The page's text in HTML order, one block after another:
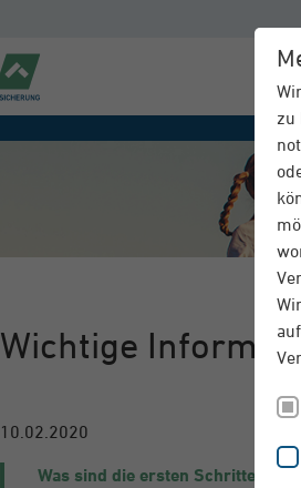
zu
Wichtige
10.02.2020
Was sind die ersten Schritte